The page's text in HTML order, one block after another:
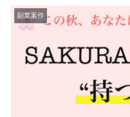
副業案件